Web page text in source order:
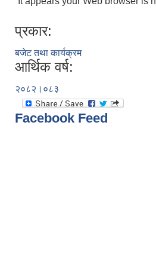
प्रकार:
बजेट तथा कार्यक्रम
आर्थिक वर्ष:
२०८२।०८३
Facebook Feed